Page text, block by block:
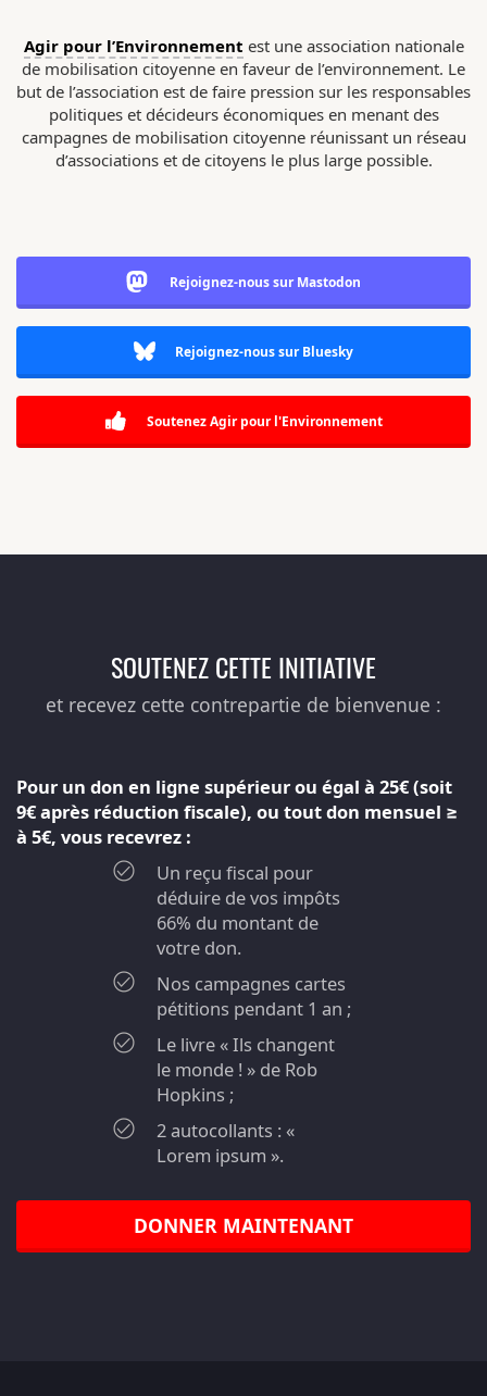
Agir pour l’Environnement est une association nationale
de mobilisation citoyenne en faveur de l’environnement. Le
but de l’association est de faire pression sur les responsables
politiques et décideurs économiques en menant des
campagnes de mobilisation citoyenne réunissant un réseau
d’associations et de citoyens le plus large possible.
Rejoignez-nous sur Mastodon
Rejoignez-nous sur Bluesky
Soutenez Agir pour l'Environnement
SOUTENEZ CETTE INITIATIVE
et recevez cette contrepartie de bienvenue :
Pour un don en ligne supérieur ou égal à 25€ (soit
9€ après réduction fiscale), ou tout don mensuel ≥
à 5€, vous recevrez :
Un reçu fiscal pour
déduire de vos impôts
66% du montant de
votre don.
Nos campagnes cartes
pétitions pendant 1 an ;
Le livre « Ils changent
le monde ! » de Rob
Hopkins ;
2 autocollants : «
Lorem ipsum ».
DONNER MAINTENANT